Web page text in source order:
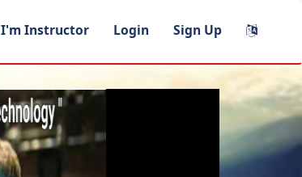
I'm Instructor Login Sign Up